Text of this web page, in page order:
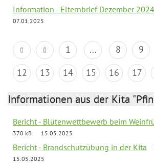
Information - Elternbrief Dezember 2024
07.01.2025
1 ... 8 9
12
13 14 15 16 17
Informationen aus der Kita
Bericht - Blütenwettbewerb beim
370 kB
15.05.2025
Bericht - Brandschutzübung in der Kita
15.05.2025